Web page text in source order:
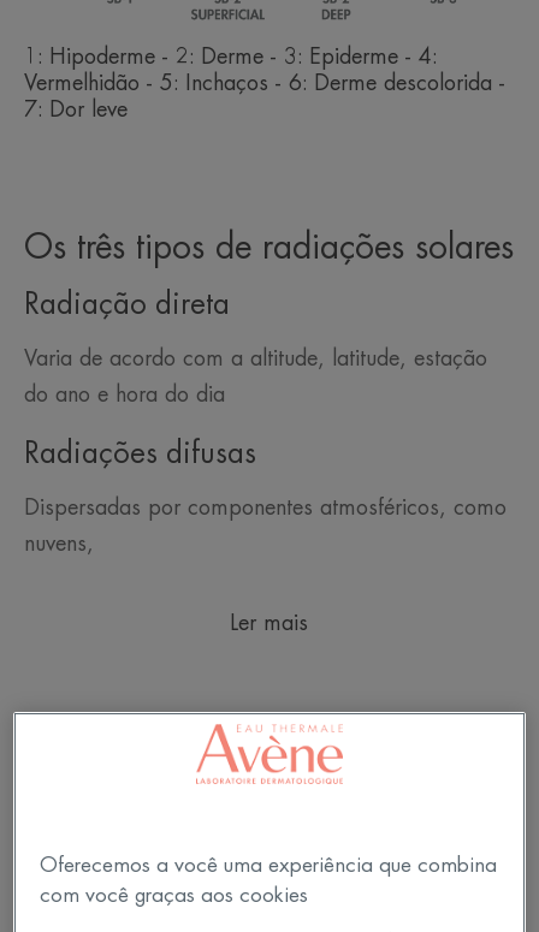
1: Hipoderme - 2: Derme - 3: Epiderme - 4:
Vermelhidão - 5: Inchaços - 6: Derme descolorida -
7: Dor leve
Os três tipos de radiações solares
Radiação direta
Varia de acordo com a altitude, latitude, estação
do ano e hora do dia
Radiações difusas
Dispersadas por componentes atmosféricos, como
nuvens,
Ler mais
Oferecemos a você uma experiência que combina
com você graças aos cookies